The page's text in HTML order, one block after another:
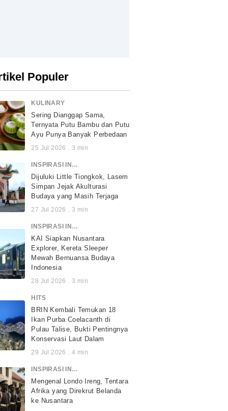
Populer
KULINARY
Sering Dianggap Sama,
Ternyata Putu Bambu dan Putu
Ayu Punya Banyak Perbedaan
25 Jul 2026 . 3 min
INSPIRASI INDONESIA
Dijuluki Little Tiongkok, Lasem
Simpan Jejak Akulturasi
Budaya yang Masih Terjaga
27 Jul 2026 . 3 min
INSPIRASI INDONESIA
KAI Siapkan Nusantara
Explorer, Kereta Sleeper
Mewah Bernuansa Budaya
Indonesia
28 Jul 2026 . 3 min
HITS
BRIN Kembali Temukan 18
Ikan Purba Coelacanth di
Pulau Talise, Bukti Pentingnya
Konservasi Laut Dalam
29 Jul 2026 . 4 min
INSPIRASI INDONESIA
Mengenal Londo Ireng, Tentara
Afrika yang Direkrut Belanda
ke Nusantara